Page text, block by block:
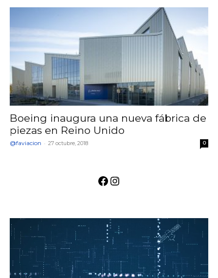
Boeing inaugura una nueva fábrica de
piezas en Reino Unido
@faviacion - 27 octubre, 2018 0
Facebook
Instagram